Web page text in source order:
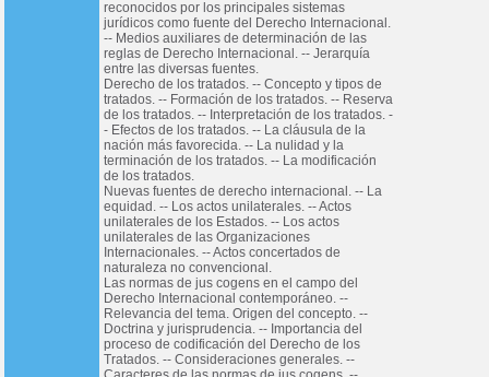
reconocidos por los principales sistemas
jurídicos como fuente del Derecho Internacional.
-- Medios auxiliares de determinación de las
reglas de Derecho Internacional. -- Jerarquía
entre las diversas fuentes.
Derecho de los tratados. -- Concepto y tipos de
tratados. -- Formación de los tratados. -- Reserva
de los tratados. -- Interpretación de los tratados. -
- Efectos de los tratados. -- La cláusula de la
nación más favorecida. -- La nulidad y la
terminación de los tratados. -- La modificación
de los tratados.
Nuevas fuentes de derecho internacional. -- La
equidad. -- Los actos unilaterales. -- Actos
unilaterales de los Estados. -- Los actos
unilaterales de las Organizaciones
Internacionales. -- Actos concertados de
naturaleza no convencional.
Las normas de jus cogens en el campo del
Derecho Internacional contemporáneo. --
Relevancia del tema. Origen del concepto. --
Doctrina y jurisprudencia. -- Importancia del
proceso de codificación del Derecho de los
Tratados. -- Consideraciones generales. --